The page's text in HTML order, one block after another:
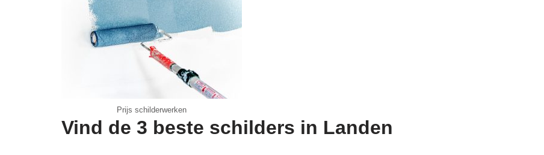
Prijs schilderwerken
Vind de 3 beste schilders in Landen